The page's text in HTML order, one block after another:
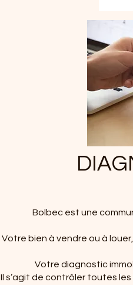
Bolbec est une
Votre bien à vendre ou à
Votre diagnostic
Il s’agit de contrôler toutes